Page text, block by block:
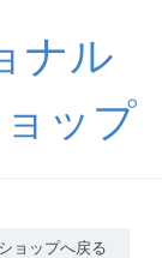
ナル
ップ
ショップへ戻る